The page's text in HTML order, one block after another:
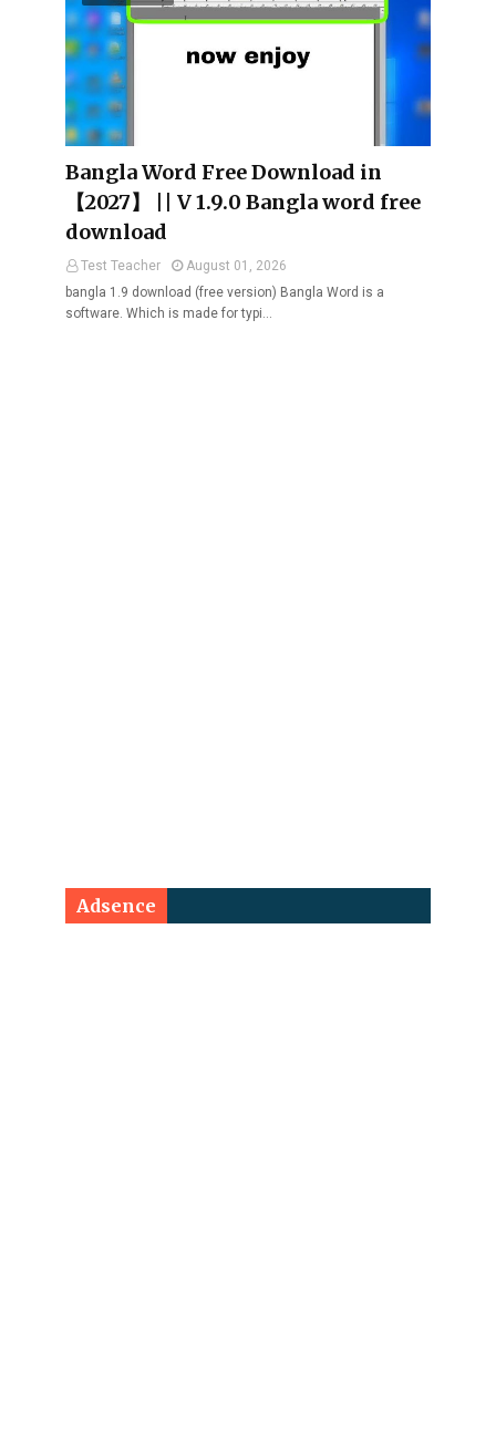
Bangla Word Free Download in
【2027】 || V 1.9.0 Bangla word free
download
Test Teacher
August 01, 2026
bangla 1.9 download (free version) Bangla Word is a
software. Which is made for typi…
Adsence